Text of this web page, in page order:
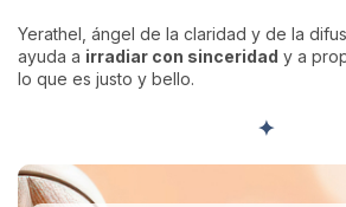
Yerathel, ángel de la claridad y de la
ayuda a irradiar con sinceridad y a
lo que es justo y bello.
✦